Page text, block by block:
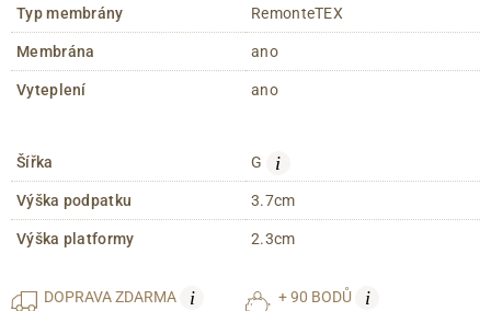
Typ membrány RemonteTEX
Membrána ano
Vyteplení ano
Šířka G i
Výška podpatku 3.7cm
Výška platformy 2.3cm
DOPRAVAZDARMA i + 90 BODŮ i